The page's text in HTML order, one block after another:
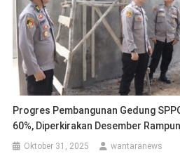
Progres Pembangunan Gedung
60%, Diperkirakan Desember
Oktober 31, 2025 wantaranews